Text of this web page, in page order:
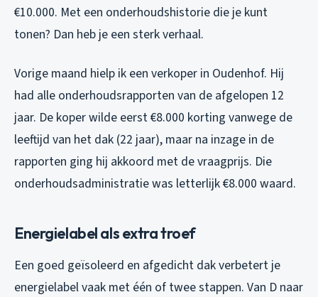
€10.000. Met een onderhoudshistorie die je kunt
tonen? Dan heb je een sterk verhaal.
Vorige maand hielp ik een verkoper in Oudenhof. Hij
had alle onderhoudsrapporten van de afgelopen 12
jaar. De koper wilde eerst €8.000 korting vanwege de
leeftijd van het dak (22 jaar), maar na inzage in de
rapporten ging hij akkoord met de vraagprijs. Die
onderhoudsadministratie was letterlijk €8.000 waard.
Energielabel als extra troef
Een goed geïsoleerd en afgedicht dak verbetert je
energielabel vaak met één of twee stappen. Van D naar